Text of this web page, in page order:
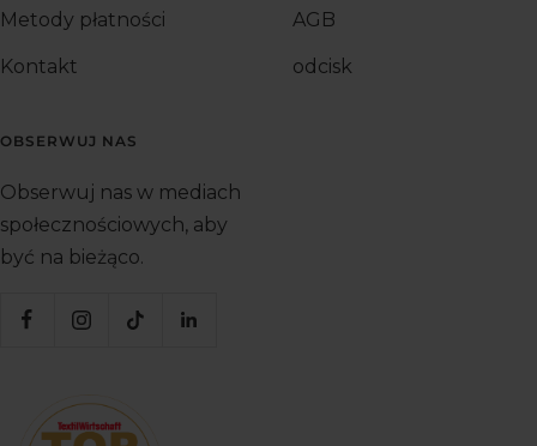
Metody płatności
Kontakt
AGB
odcisk
OBSERWUJ NAS
Obserwuj nas w mediach
społecznościowych, aby
być na bieżąco.